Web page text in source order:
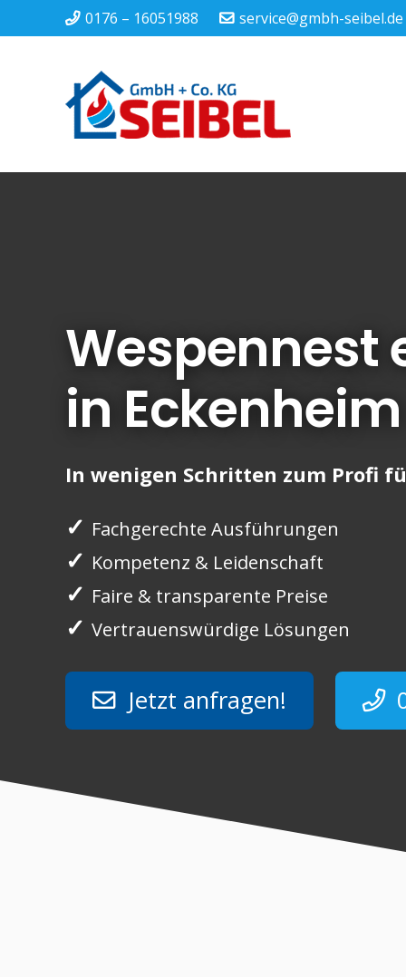
0176 – 16051988 service@gmbh-seibel.de
Wespennest
in Eckenheim
In wenigen Schritten zum Profi
✓ Fachgerechte Ausführungen
✓ Kompetenz & Leidenschaft
✓ Faire & transparente Preise
✓ Vertrauenswürdige Lösungen
Jetzt anfragen!